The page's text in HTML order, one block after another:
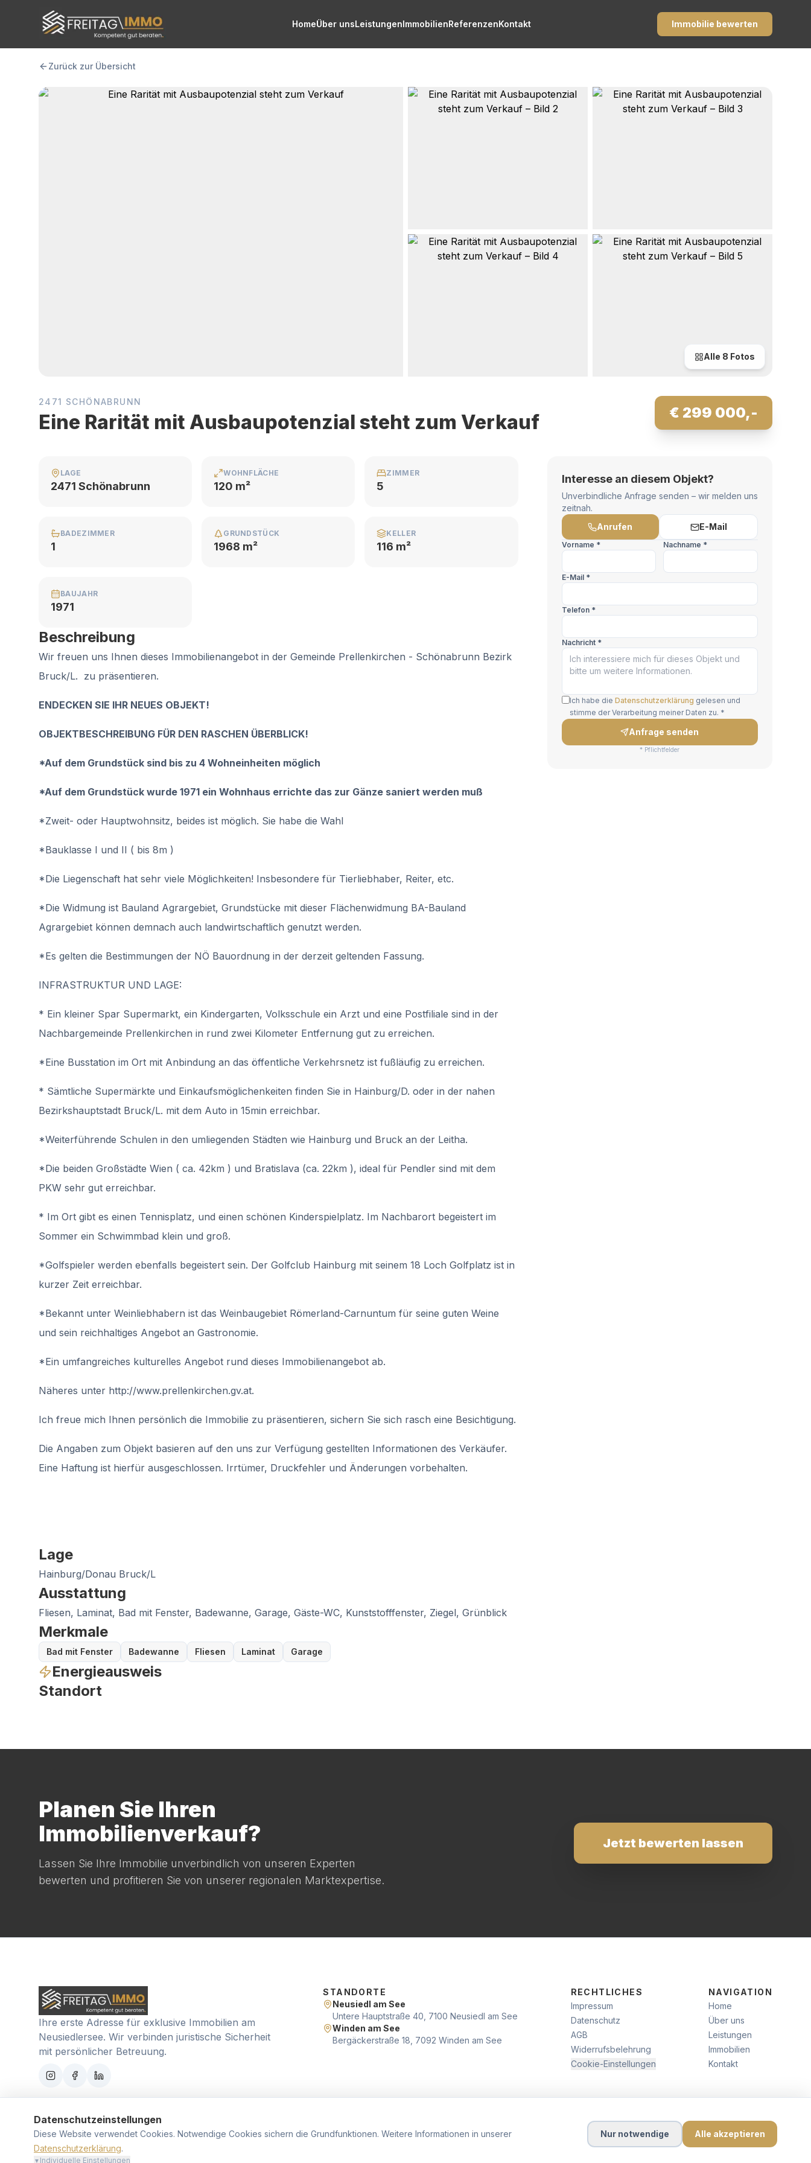
FREITAG IMMO
HomeÜber unsLeistungenImmobilienReferenzenKontakt Immobilie bewerten
Zurück zur Übersicht
Alle 8 Fotos
2471 SCHÖNABRUNN
Eine Rarität mit Ausbaupotenzial steht zum Verkauf € 299 000,-
LAGE
2471 Schönabrunn
WOHNFLÄCHE
120 m²
ZIMMER
5
BADEZIMMER
1
GRUNDSTÜCK
1968 m²
KELLER
116 m²
BAUJAHR
1971
Beschreibung
Wir freuen uns Ihnen dieses Immobilienangebot in der Gemeinde Prellenkirchen - Schönabrunn Bezirk
Bruck/L. zu präsentieren.
ENDECKEN SIE IHR NEUES OBJEKT!
OBJEKTBESCHREIBUNG FÜR DEN RASCHEN ÜBERBLICK!
*Auf dem Grundstück sind bis zu 4 Wohneinheiten möglich
*Auf dem Grundstück wurde 1971 ein Wohnhaus errichte das zur Gänze saniert werden muß
*Zweit- oder Hauptwohnsitz, beides ist möglich. Sie habe die Wahl
*Bauklasse I und II ( bis 8m )
*Die Liegenschaft hat sehr viele Möglichkeiten! Insbesondere für Tierliebhaber, Reiter, etc.
*Die Widmung ist Bauland Agrargebiet, Grundstücke mit dieser Flächenwidmung BA-Bauland
Agrargebiet können demnach auch landwirtschaftlich genutzt werden.
*Es gelten die Bestimmungen der NÖ Bauordnung in der derzeit geltenden Fassung.
INFRASTRUKTUR UND LAGE:
* Ein kleiner Spar Supermarkt, ein Kindergarten, Volksschule ein Arzt und eine Postfiliale sind in der
Nachbargemeinde Prellenkirchen in rund zwei Kilometer Entfernung gut zu erreichen.
*Eine Busstation im Ort mit Anbindung an das öffentliche Verkehrsnetz ist fußläufig zu erreichen.
* Sämtliche Supermärkte und Einkaufsmöglichenkeiten finden Sie in Hainburg/D. oder in der nahen
Bezirkshauptstadt Bruck/L. mit dem Auto in 15min erreichbar.
*Weiterführende Schulen in den umliegenden Städten wie Hainburg und Bruck an der Leitha.
*Die beiden Großstädte Wien ( ca. 42km ) und Bratislava (ca. 22km ), ideal für Pendler sind mit dem
PKW sehr gut erreichbar.
* Im Ort gibt es einen Tennisplatz, und einen schönen Kinderspielplatz. Im Nachbarort begeistert im
Sommer ein Schwimmbad klein und groß.
*Golfspieler werden ebenfalls begeistert sein. Der Golfclub Hainburg mit seinem 18 Loch Golfplatz ist in
kurzer Zeit erreichbar.
*Bekannt unter Weinliebhabern ist das Weinbaugebiet Römerland-Carnuntum für seine guten Weine
und sein reichhaltiges Angebot an Gastronomie.
*Ein umfangreiches kulturelles Angebot rund dieses Immobilienangebot ab.
Näheres unter http://www.prellenkirchen.gv.at.
Ich freue mich Ihnen persönlich die Immobilie zu präsentieren, sichern Sie sich rasch eine Besichtigung.
Die Angaben zum Objekt basieren auf den uns zur Verfügung gestellten Informationen des Verkäufer.
Eine Haftung ist hierfür ausgeschlossen. Irrtümer, Druckfehler und Änderungen vorbehalten.
Lage
Hainburg/Donau Bruck/L
Ausstattung
Fliesen, Laminat, Bad mit Fenster, Badewanne, Garage, Gäste-WC, Kunststofffenster, Ziegel, Grünblick
Merkmale
Bad mit Fenster Badewanne Fliesen Laminat Garage
Energieausweis
Standort
Interesse an diesem Objekt?
Unverbindliche Anfrage senden – wir melden uns
zeitnah.
Anrufen
E-Mail
Vorname * Nachname *
E-Mail *
Telefon *
Nachricht *
Ich habe die Datenschutzerklärung gelesen und
stimme der Verarbeitung meiner Daten zu. *
Anfrage senden
* Pflichtfelder
Planen Sie Ihren
Immobilienverkauf?
Lassen Sie Ihre Immobilie unverbindlich von unseren Experten
bewerten und profitieren Sie von unserer regionalen Marktexpertise.
Jetzt bewerten lassen
Ihre erste Adresse für exklusive Immobilien am
Neusiedlersee. Wir verbinden juristische Sicherheit
mit persönlicher Betreuung.
STANDORTE
Neusiedl am See
Untere Hauptstraße 40, 7100 Neusiedl am See
Winden am See
Bergäckerstraße 18, 7092 Winden am See
RECHTLICHES
Impressum
Datenschutz
AGB
Widerrufsbelehrung
Cookie-Einstellungen
NAVIGATION
Home
Über uns
Leistungen
Immobilien
Kontakt
© 2026 FREITAG IMMO. ALLE RECHTE VORBEHALTEN.
Datenschutzeinstellungen
Diese Website verwendet Cookies. Notwendige Cookies sichern die Grundfunktionen. Weitere Informationen in unserer
Datenschutzerklärung.
Nur notwendige Alle akzeptieren
▼ Individuelle Einstellungen